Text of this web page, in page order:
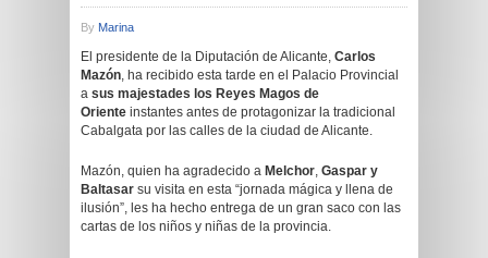
By Marina
El presidente de la Diputación de Alicante, Carlos
Mazón, ha recibido esta tarde en el Palacio Provincial
a sus majestades los Reyes Magos de
Oriente instantes antes de protagonizar la tradicional
Cabalgata por las calles de la ciudad de Alicante.
Mazón, quien ha agradecido a Melchor, Gaspar y
Baltasar su visita en esta “jornada mágica y llena de
ilusión”, les ha hecho entrega de un gran saco con las
cartas de los niños y niñas de la provincia.